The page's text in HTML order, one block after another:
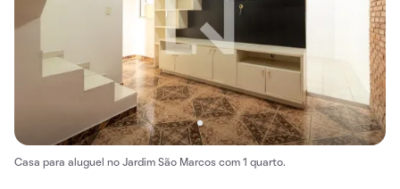
Casa para aluguel no Jardim São Marcos com 1 quarto.